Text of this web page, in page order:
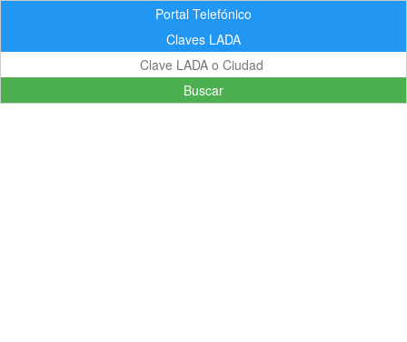
Portal Telefónico
Claves LADA
Buscar